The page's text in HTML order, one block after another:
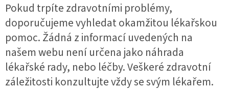
Pokud trpíte zdravotními problémy,
doporučujeme vyhledat okamžitou lékařskou
pomoc. Žádná z informací uvedených na
našem webu není určena jako náhrada
lékařské rady, nebo léčby. Veškeré zdravotní
záležitosti konzultujte vždy se svým lékařem.